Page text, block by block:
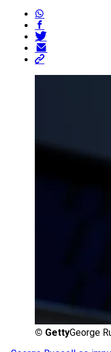
© GettyGeorge